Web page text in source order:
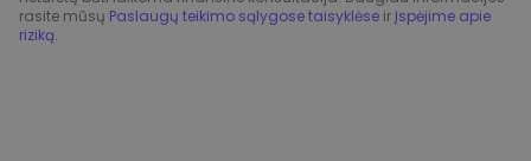
rasite mūsų Paslaugų teikimo sąlygose taisyklėse ir Įspėjime apie
riziką.